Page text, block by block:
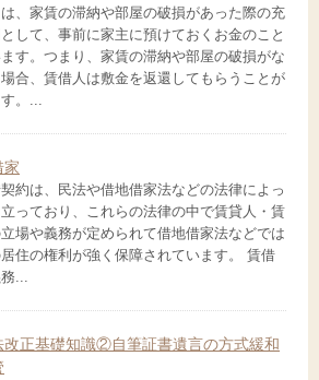
、家賃の滞納や部屋の破損があった際の充
して、事前に家主に預けておくお金のこと
す。つまり、家賃の滞納や部屋の破損がな
合、賃借人は敷金を返還してもらうことが
。...
家
約は、民法や借地借家法などの法律によっ
っており、これらの法律の中で賃貸人・賃
場や義務が定められて借地借家法などでは
住の権利が強く保障されています。 賃借
...
改正基礎知識②自筆証書遺言の方式緩和